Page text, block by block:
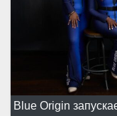
Blue Origin